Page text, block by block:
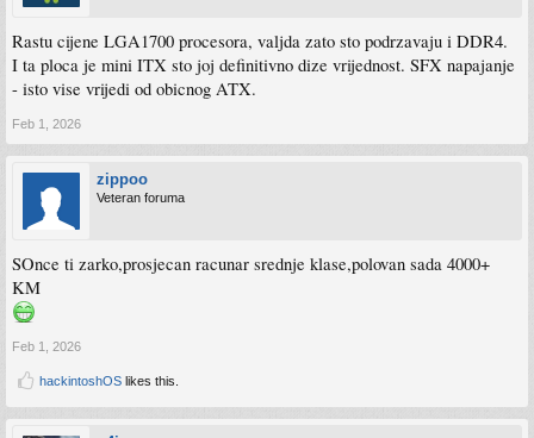
Rastu cijene LGA1700 procesora, valjda zato sto podrzavaju i DDR4.
I ta ploca je mini ITX sto joj definitivno dize vrijednost. SFX napajanje
- isto vise vrijedi od obicnog ATX.
Feb 1, 2026
zippoo
Veteran foruma
SOnce ti zarko,prosjecan racunar srednje klase,polovan sada 4000+
KM
Feb 1, 2026
hackintoshOS likes this.